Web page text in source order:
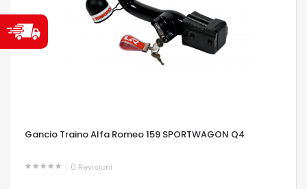
Gancio Traino Alfa Romeo 159 SPORTWAGON Q4
0 Revisioni
OCCHIATA VELOCE